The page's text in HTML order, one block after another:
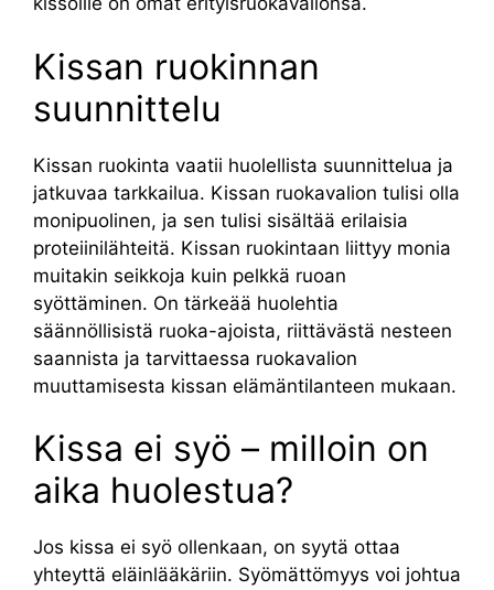
Kissan ruokinnan
suunnittelu
Kissan ruokinta vaatii huolellista suunnittelua ja
jatkuvaa tarkkailua. Kissan ruokavalion tulisi olla
monipuolinen, ja sen tulisi sisältää erilaisia
proteiinilähteitä. Kissan ruokintaan liittyy monia
muitakin seikkoja kuin pelkkä ruoan
syöttäminen. On tärkeää huolehtia
säännöllisistä ruoka-ajoista, riittävästä nesteen
saannista ja tarvittaessa ruokavalion
muuttamisesta kissan elämäntilanteen mukaan.
Kissa ei syö – milloin on
aika huolestua?
Jos kissa ei syö ollenkaan, on syytä ottaa
yhteyttä eläinlääkäriin. Syömättömyys voi johtua